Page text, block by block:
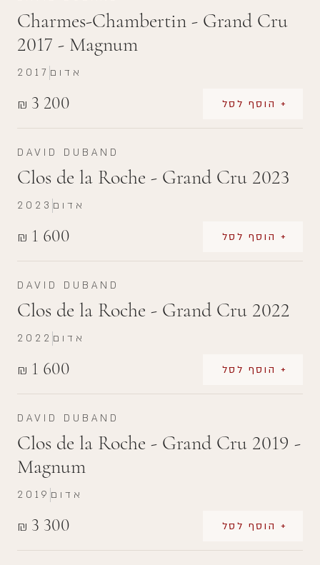
Charmes-Chambertin - Grand Cru
2017 - Magnum
₪ 3 200 + הוסף לסל
2017 אדום
DAVID DUBAND
Clos de la Roche - Grand Cru 2023
₪ 1 600 + הוסף לסל
2023 אדום
DAVID DUBAND
Clos de la Roche - Grand Cru 2022
₪ 1 600 + הוסף לסל
2022 אדום
DAVID DUBAND
Clos de la Roche - Grand Cru 2019 -
Magnum
₪ 3 300 + הוסף לסל
2019 אדום